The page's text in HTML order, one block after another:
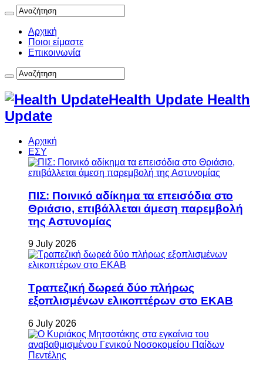
Αρχική
Ποιοι είμαστε
Επικοινωνία
Health Update Health
Update
Αρχική
ΕΣΥ
ΠΙΣ: Ποινικό αδίκημα τα επεισόδια στο
Θριάσιο, επιβάλλεται άμεση παρεμβολή
της Αστυνομίας
9 July 2026
Τραπεζική δωρεά δύο πλήρως
εξοπλισμένων ελικοπτέρων στο ΕΚΑΒ
6 July 2026